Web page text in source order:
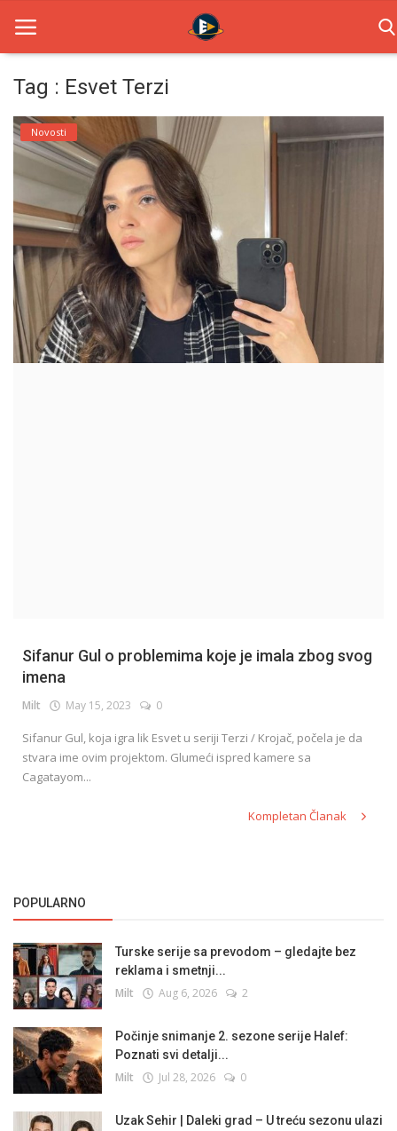
Home
Novosti
TV Serije
Filmovi
Glumci
Contact
Login
Tag : Esvet Terzi
Novosti
Sifanur Gul o problemima koje je imala zbog svog
imena
Milt May 15, 2023 0
Sifanur Gul, koja igra lik Esvet u seriji Terzi / Krojač, počela je da
stvara ime ovim projektom. Glumeći ispred kamere sa
Cagatayom...
Kompletan Članak
POPULARNO
Turske serije sa prevodom – gledajte bez
reklama i smetnji...
Milt Aug 6, 2026 2
Počinje snimanje 2. sezone serije Halef:
Poznati svi detalji...
Milt Jul 28, 2026 0
Uzak Sehir | Daleki grad – U treću sezonu ulazi